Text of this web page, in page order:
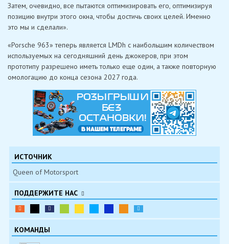
Затем, очевидно, все пытаются оптимизировать его, оптимизируя
позицию внутри этого окна, чтобы достичь своих целей. Именно
это мы и сделали».
«Porsche 963» теперь является LMDh с наибольшим количеством
используемых на сегодняшний день джокеров, при этом
прототипу разрешено иметь только еще один, а также повторную
омологацию до конца сезона 2027 года.
ИСТОЧНИК
Queen of Motorsport
ПОДДЕРЖИТЕ НАС
КОМАНДЫ